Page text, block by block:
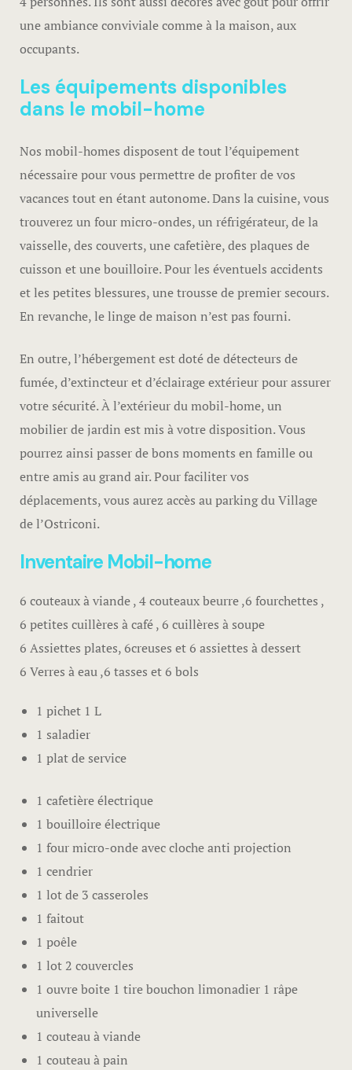
une ambiance conviviale comme à la maison, aux
occupants.
Les équipements disponibles
dans le mobil-home
Nos mobil-homes disposent de tout l’équipement
nécessaire pour vous permettre de profiter de vos
vacances tout en étant autonome. Dans la cuisine, vous
trouverez un four micro-ondes, un réfrigérateur, de la
vaisselle, des couverts, une cafetière, des plaques de
cuisson et une bouilloire. Pour les éventuels accidents
et les petites blessures, une trousse de premier secours.
En revanche, le linge de maison n’est pas fourni.
En outre, l’hébergement est doté de détecteurs de
fumée, d’extincteur et d’éclairage extérieur pour assurer
votre sécurité. À l’extérieur du mobil-home, un
mobilier de jardin est mis à votre disposition. Vous
pourrez ainsi passer de bons moments en famille ou
entre amis au grand air. Pour faciliter vos
déplacements, vous aurez accès au parking du Village
de l’Ostriconi.
Inventaire Mobil-home
6 couteaux à viande , 4 couteaux beurre ,6 fourchettes ,
6 petites cuillères à café , 6 cuillères à soupe
6 Assiettes plates, 6creuses et 6 assiettes à dessert
6 Verres à eau ,6 tasses et 6 bols
1 pichet 1 L
1 saladier
1 plat de service
1 cafetière électrique
1 bouilloire électrique
1 four micro-onde avec cloche anti projection
1 cendrier
1 lot de 3 casseroles
1 faitout
1 poêle
1 lot 2 couvercles
1 ouvre boite 1 tire bouchon limonadier 1 râpe
universelle
1 couteau à viande
1 couteau à pain